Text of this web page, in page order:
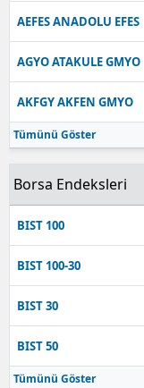
AEFES ANADOLU EFES
AGYO ATAKULE GMYO
AKFGY AKFEN GMYO
Tümünü Göster
Borsa Endeksleri
BIST 100
BIST 100-30
BIST 30
BIST 50
Tümünü Göster